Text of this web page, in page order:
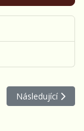
vítěze Porty
Další článek:
Následující